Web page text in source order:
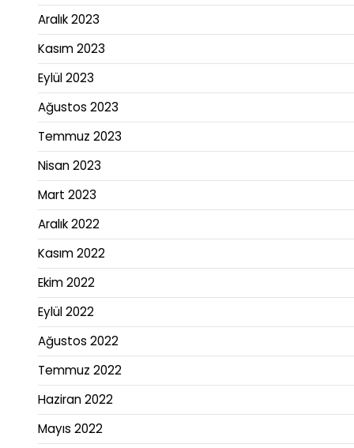
Aralık 2023
Kasım 2023
Eylül 2023
Ağustos 2023
Temmuz 2023
Nisan 2023
Mart 2023
Aralık 2022
Kasım 2022
Ekim 2022
Eylül 2022
Ağustos 2022
Temmuz 2022
Haziran 2022
Mayıs 2022